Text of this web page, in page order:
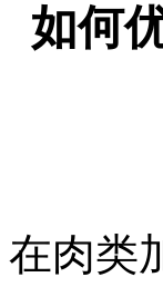
如何
在肉类